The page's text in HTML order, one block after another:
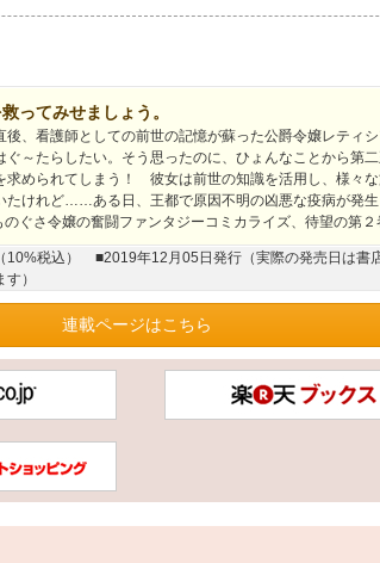
ってみせましょう。
後、看護師としての前世の記憶が蘇った公爵令嬢レティ
ぐ～たらしたい。そう思ったのに、ひょんなことから第
求められてしまう！ 彼女は前世の知識を活用し、様々
たけれど……ある日、王都で原因不明の凶悪な疫病が発
さ令嬢の奮闘ファンタジーコミカライズ、待望の第２
10%税込）
■2019年12月05日発行（実際の発売日は書
）
連載ページはこちら